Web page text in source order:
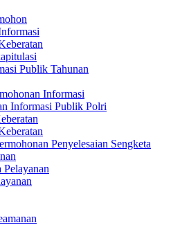
Publik Tahunan
Informasi
Informasi Publik Polri
Penyelesaian Sengketa
Pelayanan